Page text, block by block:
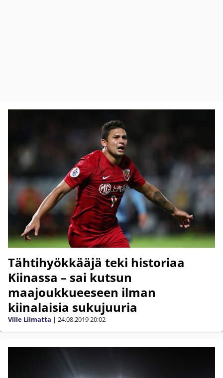
Tähtihyökkääjä teki historiaa
Kiinassa – sai kutsun
maajoukkueeseen ilman
kiinalaisia sukujuuria
Ville Liimatta | 24.08.201920:02